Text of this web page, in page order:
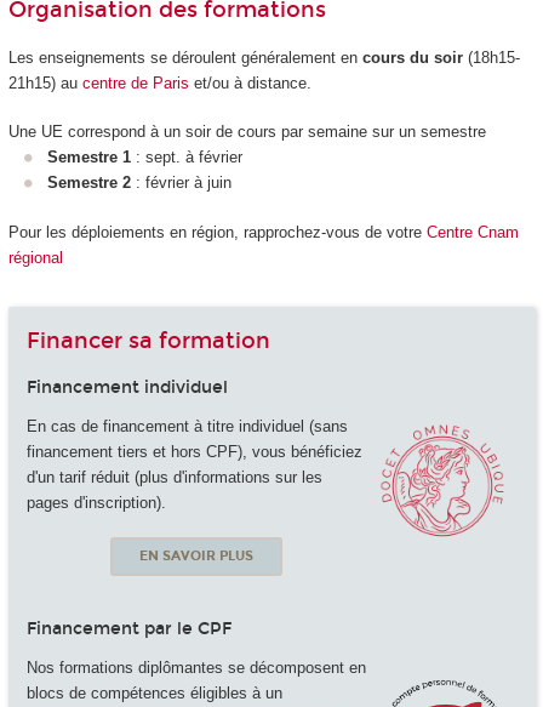
Organisation des formations
Les enseignements se déroulent généralement en cours du soir(18h15-
21h15) au centre de Paris et/ou à distance.
Une UE correspond à un soir de cours par semaine sur un semestre
Semestre 1 : sept. à février
Semestre 2 : février à juin
Pour les déploiements en région, rapprochez-vous de votre Centre Cnam
régional
Financer sa formation
Financement individuel
En cas de financement à titre individuel (sans
financement tiers et hors CPF), vous bénéficiez
d'un tarif réduit (plus d'informations sur les
pages d'inscription).
EN SAVOIR PLUS
Financement par le CPF
Nos formations diplômantes se décomposent en
blocs de compétences éligibles à un